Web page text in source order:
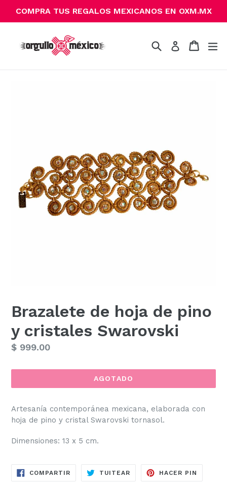
contenido
COMPRA TUS REGALOS MEXICANOS EN OXM.MX
BuscarIngresarCarrito
Carrito
Brazalete de hoja de pino
y cristales Swarovski
Precio
$ 999.00
AGOTADO
Artesanía contemporánea mexicana, elaborada con
hoja de pino y cristal Swarovski tornasol.
Dimensiones: 13 x 5 cm.
COMPARTIRCOMPARTIRTUITEAR TUITEARHACER PIN